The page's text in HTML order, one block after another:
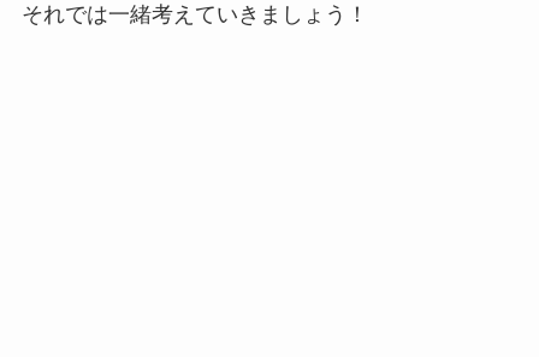
それでは一緒考えていきましょう！